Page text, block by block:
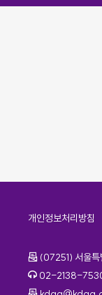
개인정보처리방침
주소
(07251) 서울특
전화번호
02-2138-